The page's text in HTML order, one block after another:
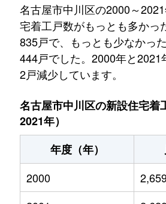
名古屋市中川区の2000～
宅着工戸数がもっとも多かっ
835戸で、もっとも少なかっ
444戸でした。2000年と2021
2戸減少しています。
名古屋市中川区の新設住宅着
2021年）
年度（年）
2000